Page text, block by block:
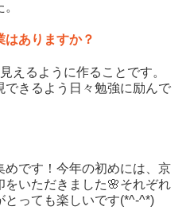
はありますか？
えるように作ることです。
きるよう日々勉強に励んで
めです！今年の初めには、京
いただきました🌸それぞれ
とっても楽しいです(*^-^*)